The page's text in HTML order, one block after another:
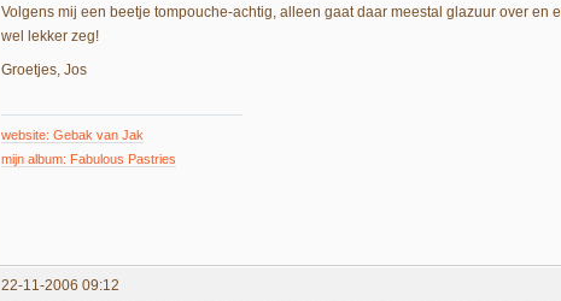
Volgens mij een beetje tompouche-achtig, alleen gaat daar meestal glazuur over en
wel lekker zeg!
Groetjes, Jos
website: Gebak van Jak
mijn album: Fabulous Pastries
22-11-2006 09:12